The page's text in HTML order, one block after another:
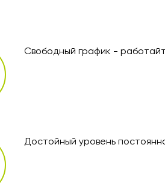
Свободный график -
Достойный уровень